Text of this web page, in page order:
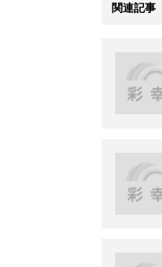
関連記事